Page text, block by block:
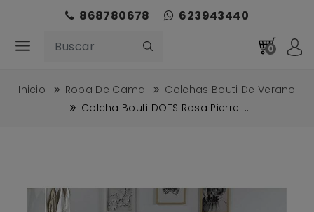
868780678 623943440
0
Inicio Ropa De Cama
Colchas Bouti De Verano
Colcha Bouti DOTS Rosa Pierre ...